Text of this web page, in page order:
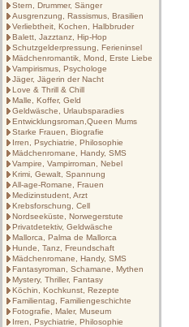
Stern, Drummer, Sänger
Ausgrenzung, Rassismus, Brasilien
Verliebtheit, Kochen, Halbbruder
Balett, Jazztanz, Hip-Hop
Schutzgelderpressung, Ferieninsel
Mädchenromantik, Mond, Erste Liebe
Vampirismus, Psychologe
Jäger, Jägerin der Nacht
Love & Thrill & Chill
Malle, Koffer, Geld
Geldwäsche, Urlaubsparadies
Entwicklungsroman,Queen Mums
Starke Frauen, Biografie
Irren, Psychiatrie, Philosophie
Mädchenromane, Handy, SMS
Vampire, Vampirroman, Nebel
Krimi, Gewalt, Spannung
All-age-Romane, Frauen
Medizinstudent, Arzt
Krebsforschung, Cell
Nordseeküste, Norwegerstute
Privatdetektiv, Geldwäsche
Mallorca, Palma de Mallorca
Hunde, Tanz, Freundschaft
Mädchenromane, Handy, SMS
Fantasyroman, Schamane, Mythen
Mystery, Thriller, Fantasy
Köchin, Kochkunst, Rezepte
Familientag, Familiengeschichte
Fotografie, Maler, Museum
Irren, Psychiatrie, Philosophie